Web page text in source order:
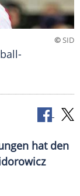
©SID
hat den